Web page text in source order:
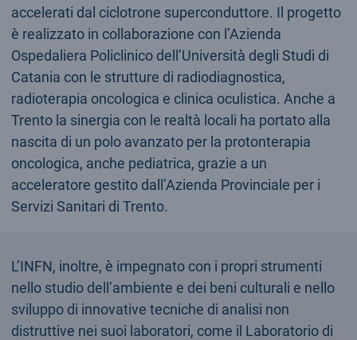
accelerati dal ciclotrone superconduttore. Il progetto
è realizzato in collaborazione con l’Azienda
Ospedaliera Policlinico dell’Università degli Studi di
Catania con le strutture di radiodiagnostica,
radioterapia oncologica e clinica oculistica. Anche a
Trento la sinergia con le realtà locali ha portato alla
nascita di un polo avanzato per la protonterapia
oncologica, anche pediatrica, grazie a un
acceleratore gestito dall’Azienda Provinciale per i
Servizi Sanitari di Trento.
L’INFN, inoltre, è impegnato con i propri strumenti
nello studio dell’ambiente e dei beni culturali e nello
sviluppo di innovative tecniche di analisi non
distruttive nei suoi laboratori, come il Laboratorio di